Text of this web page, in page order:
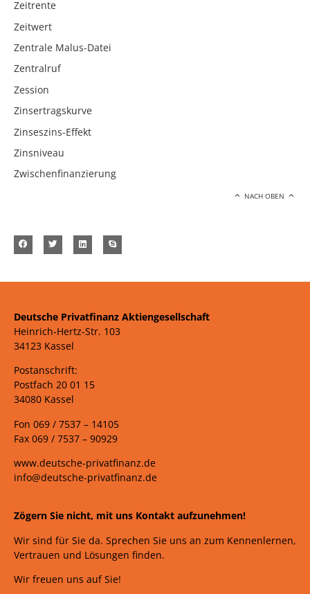
Zeitrente
Zeitwert
Zentrale Malus-Datei
Zentralruf
Zession
Zinsertragskurve
Zinseszins-Effekt
Zinsniveau
Zwischenfinanzierung
NACH OBEN
Deutsche Privatfinanz Aktiengesellschaft
Heinrich-Hertz-Str. 103
34123 Kassel
Postanschrift:
Postfach 20 01 15
34080 Kassel
Fon 069 / 7537 – 14105
Fax 069 / 7537 – 90929
www.deutsche-privatfinanz.de
info@deutsche-privatfinanz.de
Zögern Sie nicht, mit uns Kontakt aufzunehmen!
Wir sind für Sie da. Sprechen Sie uns an zum Kennenlernen,
Vertrauen und Lösungen finden.
Wir freuen uns auf Sie!